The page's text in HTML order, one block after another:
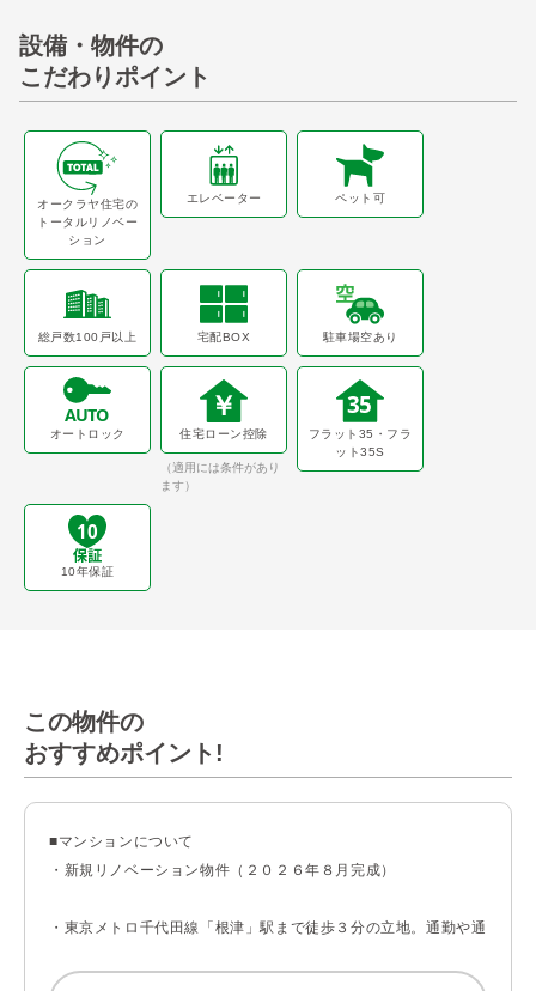
設備・物件の
こだわりポイント
オークラヤ住宅の
トータルリノベー
ション
エレベーター ペット可
総戸数100戸以上 宅配BOX 駐車場空あり
オートロック 住宅ローン控除
（適用には条件があり
ます）
フラット35・フラ
ット35S
10年保証
この物件の
おすすめポイント!
■マンションについて
・新規リノベーション物件（２０２６年８月完成）
・東京メトロ千代田線「根津」駅まで徒歩３分の立地。通勤や通